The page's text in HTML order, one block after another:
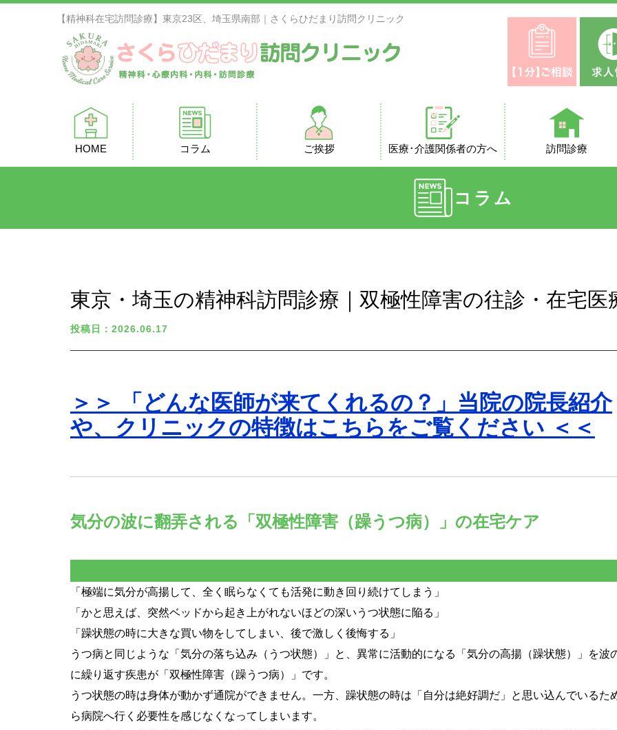
【精神科在宅訪問診療】東京23区、埼玉県南部｜さくらひだまり訪問クリニック
HOME コラム ご挨拶 医療･介護関係者の方へ 訪問診療
コラム
東京・埼玉の精神科訪問診療｜双極性障害の往診・在宅医
投稿日：2026.06.17
＞＞ 「どんな医師が来てくれるの？」当院の院長紹介
や、 クリニックの特徴はこちらをご覧ください ＜＜
気分の波に翻弄される「双極性障害（躁うつ病）」の在宅ケア
「極端に気分が高揚して、全く眠らなくても活発に動き回り続けてしまう」
「かと思えば、突然ベッドから起き上がれないほどの深いうつ状態に陥る」
「躁状態の時に大きな買い物をしてしまい、後で激しく後悔する」
うつ病と同じような「気分の落ち込み（うつ状態）」と、異常に活動的になる「気分の高揚（躁状態）」を波
に繰り返す疾患が「双極性障害（躁うつ病）」です。
うつ状態の時は身体が動かず通院ができません。一方、躁状態の時は「自分は絶好調だ」と思い込んでいるた
ら病院へ行く必要性を感じなくなってしまいます。